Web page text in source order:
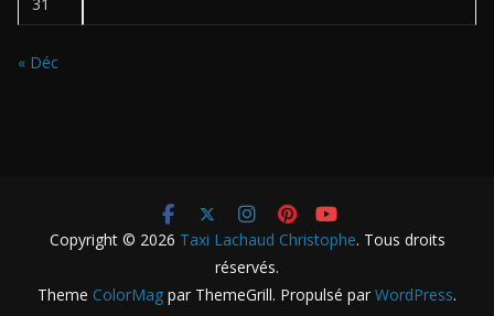
« Déc
Copyright © 2026 Taxi Lachaud Christophe. Tous droits
réservés.
Theme ColorMag par ThemeGrill. Propulsé par WordPress.